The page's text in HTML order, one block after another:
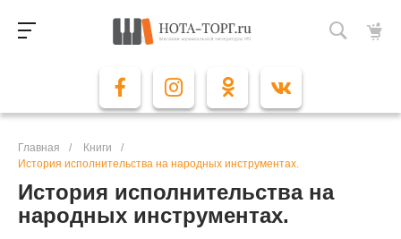
Главная / Книги
/
История исполнительства на народных инструментах.
История исполнительства на
народных инструментах.